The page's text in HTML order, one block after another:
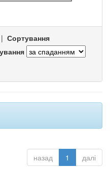
| Сортування
назад 1 далі